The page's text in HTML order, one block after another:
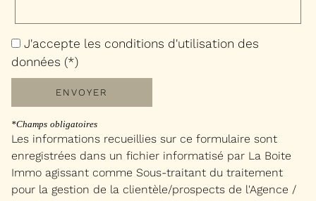
J'accepte les conditions d'utilisation des
données (*)
ENVOYER
*Champs obligatoires
Les informations recueillies sur ce formulaire sont
enregistrées dans un fichier informatisé par La Boite
Immo agissant comme Sous-traitant du traitement
pour la gestion de la clientèle/prospects de l'Agence /